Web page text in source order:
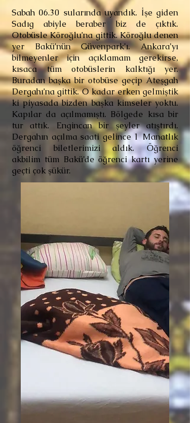
Sabah 06.30 sularında uyandık. İşe giden
Sadıg abiyle beraber biz de çıktık.
Otobüsle Köroğlu’na gittik. Köroğlu denen
yer Bakü’nün Güvenpark’ı. Ankara’yı
bilmeyenler için açıklamam gerekirse,
kısaca tüm otobüslerin kalktığı yer.
Buradan başka bir otobüse geçip Ateşgah
Dergahı’na gittik. O kadar erken gelmiştik
ki piyasada bizden başka kimseler yoktu.
Kapılar da açılmamıştı. Bölgede kısa bir
tur attık. Engincan bir şeyler atıştırdı.
Dergahın açılma saati gelince 1 Manatlık
öğrenci biletlerimizi aldık. Öğrenci
akbilim tüm Bakü’de öğrenci kartı yerine
geçti çok şükür.